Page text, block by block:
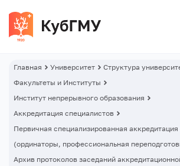
Главная Университет
Структура
Факультеты и Институты
Институт непрерывного образования
Аккредитация специалистов
Первичная специализированная
(ординаторы, профессиональная
Архив протоколов заседаний